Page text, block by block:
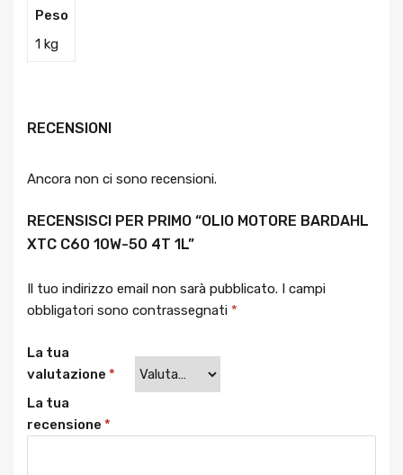
Peso
1 kg
RECENSIONI
Ancora non ci sono recensioni.
RECENSISCI PER PRIMO “OLIO MOTORE BARDAHL
XTC C60 10W-50 4T 1L”
Il tuo indirizzo email non sarà pubblicato.
I campi
obbligatori sono contrassegnati *
La tua
valutazione *
La tua
recensione *